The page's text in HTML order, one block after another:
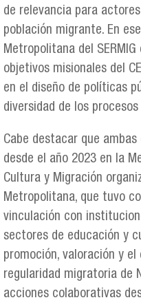
de relevancia para
población migrante. En
Metropolitana del
objetivos misionales del
en el diseño de políticas
diversidad de los
Cabe destacar que
desde el año 2023 en la
Cultura y Migración
Metropolitana, que tuvo
vinculación con
sectores de educación y
promoción, valoración y
regularidad migratoria de
acciones colaborativas